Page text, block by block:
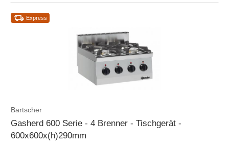
Express
Bartscher
Gasherd 600 Serie - 4 Brenner - Tischgerät -
600x600x(h)290mm